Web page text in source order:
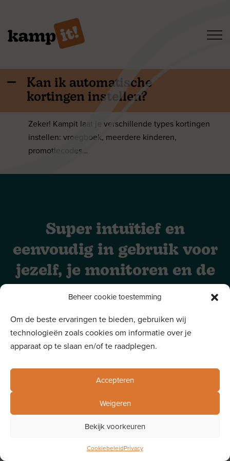
Beheer cookie toestemming
Om de beste ervaringen te bieden, gebruiken wij
technologieën zoals cookies om informatie over je
apparaat op te slaan en/of te raadplegen.
Accepteren
Weigeren
Bekijk voorkeuren
CookiebeleidPrivacy
www. Login
Home
Login
Demo aanvragen
A
Kan ik automatische
kortingen instellen?
Zeker! Kampit laat je verschillende types kortingen
instellen: vroegboek, meerdere kinderen,
promotiecodes…
Super intuïtief en
eenvoudig in gebruik voor
jezelf, je monitoren en de
ouders.
Overtuig uzelf en test onze demo accountof stuur ons een
bericht voor meer uitleg.
Gemaakt met door Sinergio
Algemene voorwaarden